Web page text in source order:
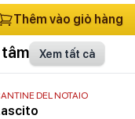
Thêm vào giỏ hàng
Xem tất cả
DEL NOTAIO